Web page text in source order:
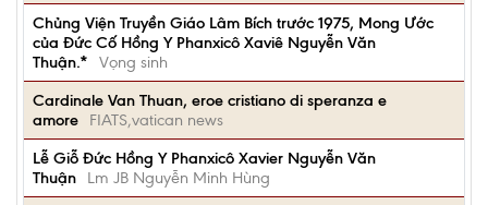
Chủng Viện Truyền Giáo Lâm Bích trước 1975, Mong Ước
của Đức Cố Hồng Y Phanxicô Xaviê Nguyễn Văn
Thuận.*
Vọng sinh
Cardinale Van Thuan, eroe cristiano di speranza e
amore
FIATS,vatican news
Lễ Giỗ Đức Hồng Y Phanxicô Xavier Nguyễn Văn
Thuận
Lm JB Nguyễn Minh Hùng